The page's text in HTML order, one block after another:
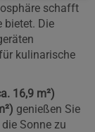
schafft
bietet. Die
kulinarische
16,9 m²)
genießen Sie
Sonne zu